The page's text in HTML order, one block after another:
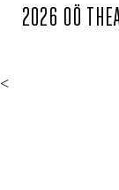
2026 OÖ
<